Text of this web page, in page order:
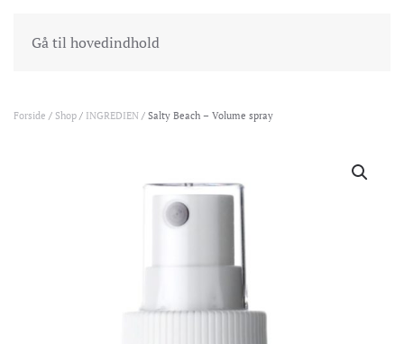
Gå til hovedindholdINDKØBSKURV
Forside / Shop / INGREDIEN / Salty Beach – Volume spray